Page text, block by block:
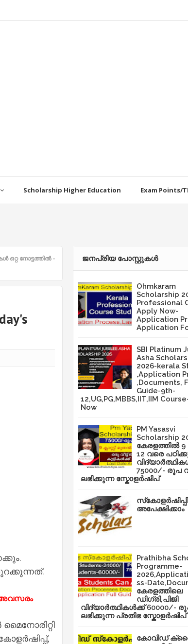
Scholarship Higher Education Exam Points/
ഒറ്റ നോട്ടത്തിൽ -
അവസരം
ജനപ്രിയ പോസ്റ്റുകള്‍‌
Ohmkaram
Scholarship
Professional
Apply Now-
Application
Application
SBI Platinum
Asha
2026-kerala
,Application
,Documents,
Guide-9th-
12,UG,PG,MBBS,IIT,IIM
Now
PM Yasasvi
Scholarship
കേരളത്തിൽ
12 വരെ
75000/- രൂപ
ലഭിക്കുന്ന സ്കോളർഷിപ്
അപേക്ഷിക്കാം
Prathibha
Programme-
ss-
കേരളത്തിലെ
ഡിഗ്രി,പിജി
വിദ്യാർത്ഥികൾക്ക് 60000/-
ലഭിക്കുന്ന പ്രതിഭ സ്കോളർഷിപ്
കോവിഡ്